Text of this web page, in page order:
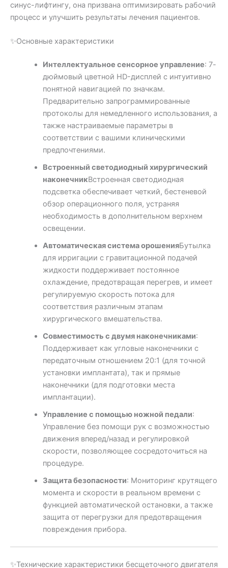
синус-лифтингу, она призвана оптимизировать рабочий
процесс и улучшить результаты лечения пациентов.
✨Основные характеристики
Интеллектуальное сенсорное управление: 7-
дюймовый цветной HD-дисплей с интуитивно
понятной навигацией по значкам.
Предварительно запрограммированные
протоколы для немедленного использования, а
также настраиваемые параметры в
соответствии с вашими клиническими
предпочтениями.
Встроенный светодиодный хирургический
наконечникВстроенная светодиодная
подсветка обеспечивает четкий, бестеневой
обзор операционного поля, устраняя
необходимость в дополнительном верхнем
освещении.
Автоматическая система орошенияБутылка
для ирригации с гравитационной подачей
жидкости поддерживает постоянное
охлаждение, предотвращая перегрев, и имеет
регулируемую скорость потока для
соответствия различным этапам
хирургического вмешательства.
Совместимость с двумя наконечниками:
Поддерживает как угловые наконечники с
передаточным отношением 20:1 (для точной
установки имплантата), так и прямые
наконечники (для подготовки места
имплантации).
Управление с помощью ножной педали:
Управление без помощи рук с возможностью
движения вперед/назад и регулировкой
скорости, позволяющее сосредоточиться на
процедуре.
Защита безопасности: Мониторинг крутящего
момента и скорости в реальном времени с
функцией автоматической остановки, а также
защита от перегрузки для предотвращения
повреждения прибора.
✨Технические характеристики бесщеточного двигателя